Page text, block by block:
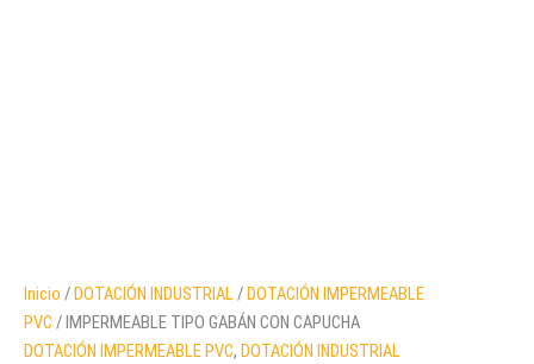
Inicio /DOTACIÓN INDUSTRIAL/DOTACIÓN IMPERMEABLE
PVC / IMPERMEABLE TIPO GABÁN CON CAPUCHA
DOTACIÓN IMPERMEABLE PVC, DOTACIÓN INDUSTRIAL